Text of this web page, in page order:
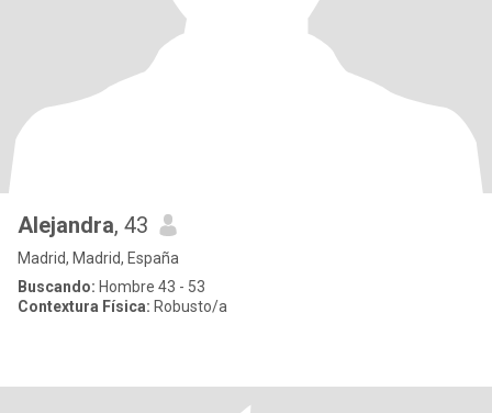
Alejandra, 43
Madrid, Madrid, España
Buscando: Hombre 43 - 53
Contextura Física: Robusto/a